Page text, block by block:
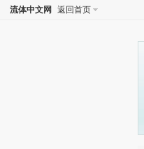
流体中文网 返回首页